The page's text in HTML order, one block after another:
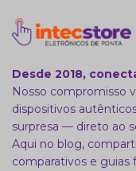
Desde 2018,
Nosso compromisso
dispositivos
surpresa — direto ao
Aqui no blog,
comparativos e